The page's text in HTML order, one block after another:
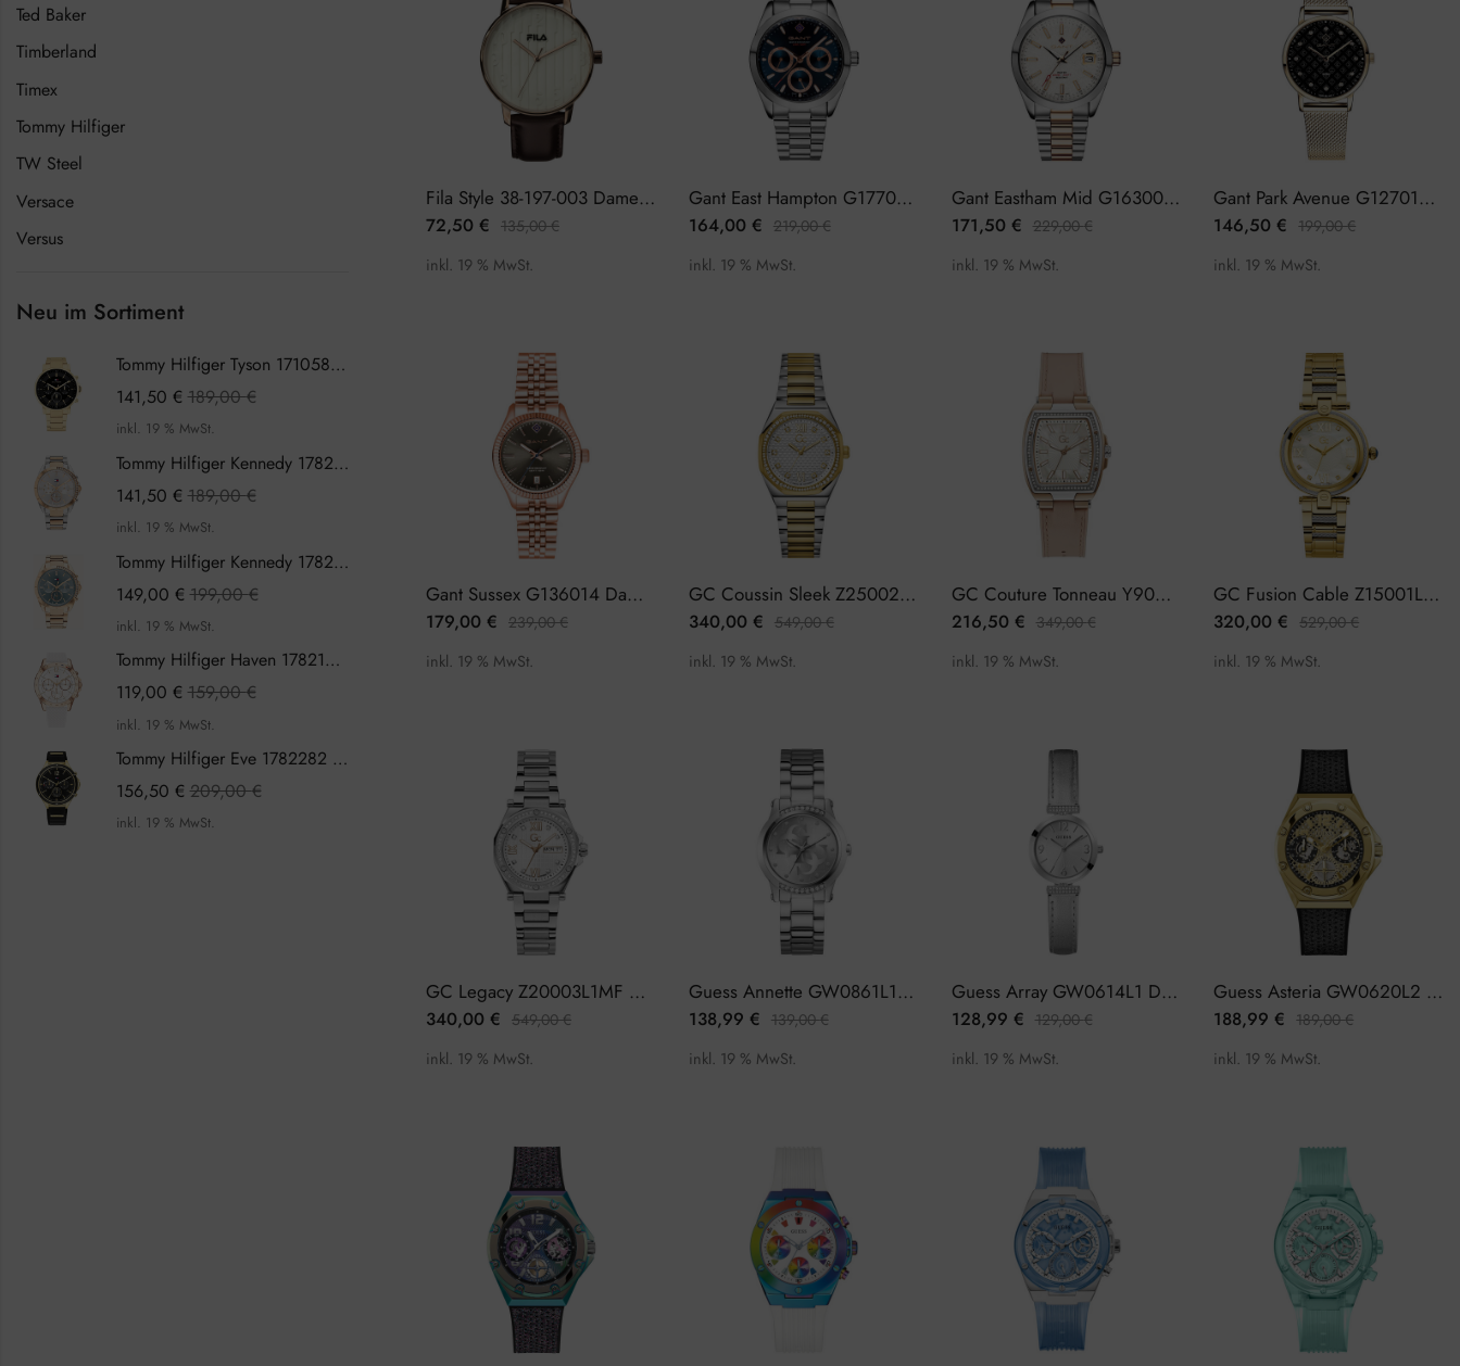
Fila Style 38-197-003 Damenuhr
72,50 € 135,00€
inkl. 19 % MwSt.
Gant East Hampton G177003 Damenuhr
164,00 € 219,00€
inkl. 19 % MwSt.
Gant Eastham Mid G163005 Damenuhr
171,50 € 229,00€
inkl. 19 % MwSt.
Gant Park Avenue G127017 Damenuhr
146,50€ 199,00€
inkl. 19 % MwSt.
Gant Sussex G136014 Damenuhr
179,00 € 239,00€
inkl. 19 % MwSt.
GC Coussin Sleek Z25002L1MF Damenuhr
340,00 € 549,00€
inkl. 19 % MwSt.
GC Couture Tonneau Y90003L1MF Damenuhr
216,50 € 349,00€
inkl. 19 % MwSt.
GC Fusion Cable Z15001L1MF Damenuhr
320,00€ 529,00€
inkl. 19 % MwSt.
GC Legacy Z20003L1MF Damenuhr
340,00 € 549,00€
inkl. 19 % MwSt.
Guess Annette GW0861L1 Damenuhr
138,99 € 139,00€
inkl. 19 % MwSt.
Guess Array GW0614L1 Damenuhr
128,99 € 129,00€
inkl. 19 % MwSt.
Guess Asteria GW0620L2 Damenuhr
188,99€ 189,00€
inkl. 19 % MwSt.
Ted Baker
Timberland
Timex
Tommy Hilfiger
TW Steel
Versace
Versus
Neu im Sortiment
Tommy Hilfiger Tyson 1710589 Herrenuhr
141,50 € 189,00€
inkl. 19 % MwSt.
Tommy Hilfiger Kennedy 1782387 Damenuhr
141,50 € 189,00€
inkl. 19 % MwSt.
Tommy Hilfiger Kennedy 1782386 Damenuhr
149,00 € 199,00€
inkl. 19 % MwSt.
Tommy Hilfiger Haven 1782199 Damenuhr
119,00 € 159,00€
inkl. 19 % MwSt.
Tommy Hilfiger Eve 1782282 Damenuhr
156,50 € 209,00€
inkl. 19 % MwSt.